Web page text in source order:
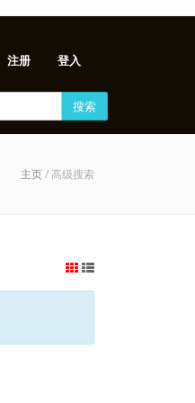
注册 登入
搜索
主页/ 高级搜索